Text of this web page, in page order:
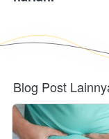
Blog Post